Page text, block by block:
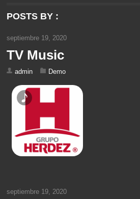
POSTS BY :
septiembre 19, 2020
TV Music
admin Demo
septiembre 19, 2020